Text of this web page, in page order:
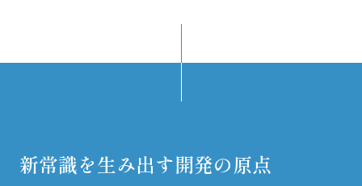
新常識を生み出す開発の原点